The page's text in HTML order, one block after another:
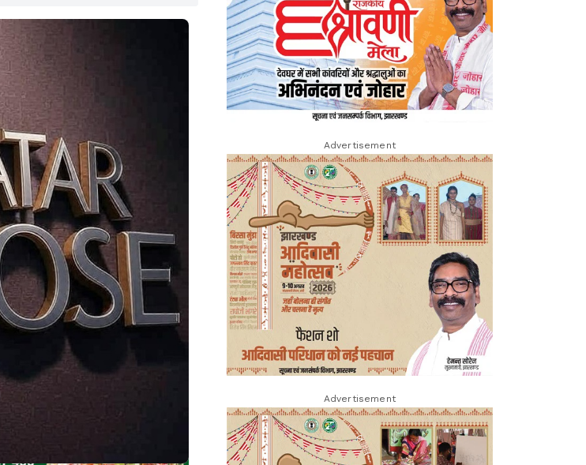
Advertisement
Advertisement